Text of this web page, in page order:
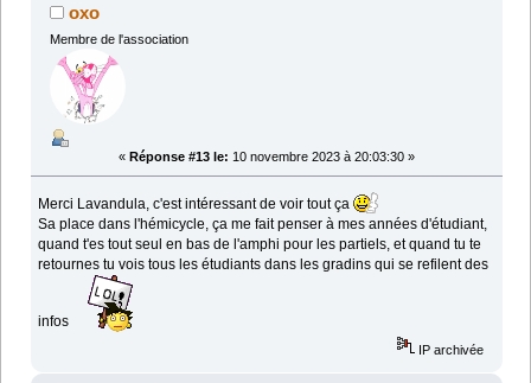
oxo
Membre de l'association
« Réponse #13 le: 10 novembre 2023 à 20:03:30 »
Merci Lavandula, c'est intéressant de voir tout ça
Sa place dans l'hémicycle, ça me fait penser à mes années d'étudiant,
quand t'es tout seul en bas de l'amphi pour les partiels, et quand tu te
retournes tu vois tous les étudiants dans les gradins qui se refilent des
infos
IP archivée